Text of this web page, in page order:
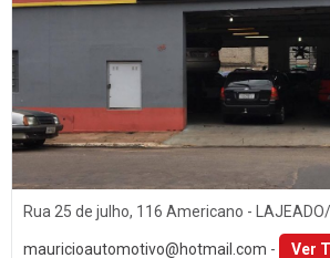
SANTA CLARA DO SUL (1)
SANTA CRUZ DO SUL (15)
TEUTÔNIA (14)
Som
Acessórios
Engate de Reboques
Martelinho de Ouro
Rua 25 de julho, 116 Americano -
mauricioautomotivo@hotmail.com - Ver